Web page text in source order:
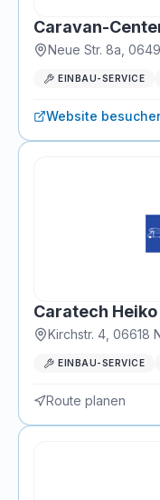
Caravan-
Neue Str. 8a
EINBAU-SERVICE
Website
Caratech
Kirchstr. 4 06618
EINBAU-SERVICE
Route planen